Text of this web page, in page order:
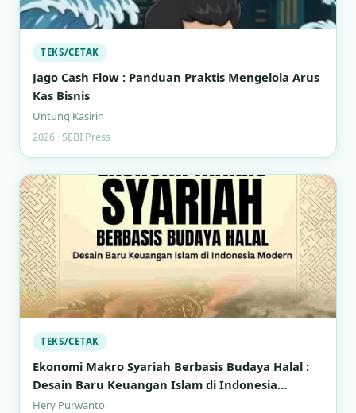
TEKS/CETAK
Jago Cash Flow : Panduan Praktis Mengelola Arus
Kas Bisnis
Untung Kasirin
2026 · SEBI Press
TEKS/CETAK
Ekonomi Makro Syariah Berbasis Budaya Halal :
Desain Baru Keuangan Islam di Indonesia
Modern
Hery Purwanto